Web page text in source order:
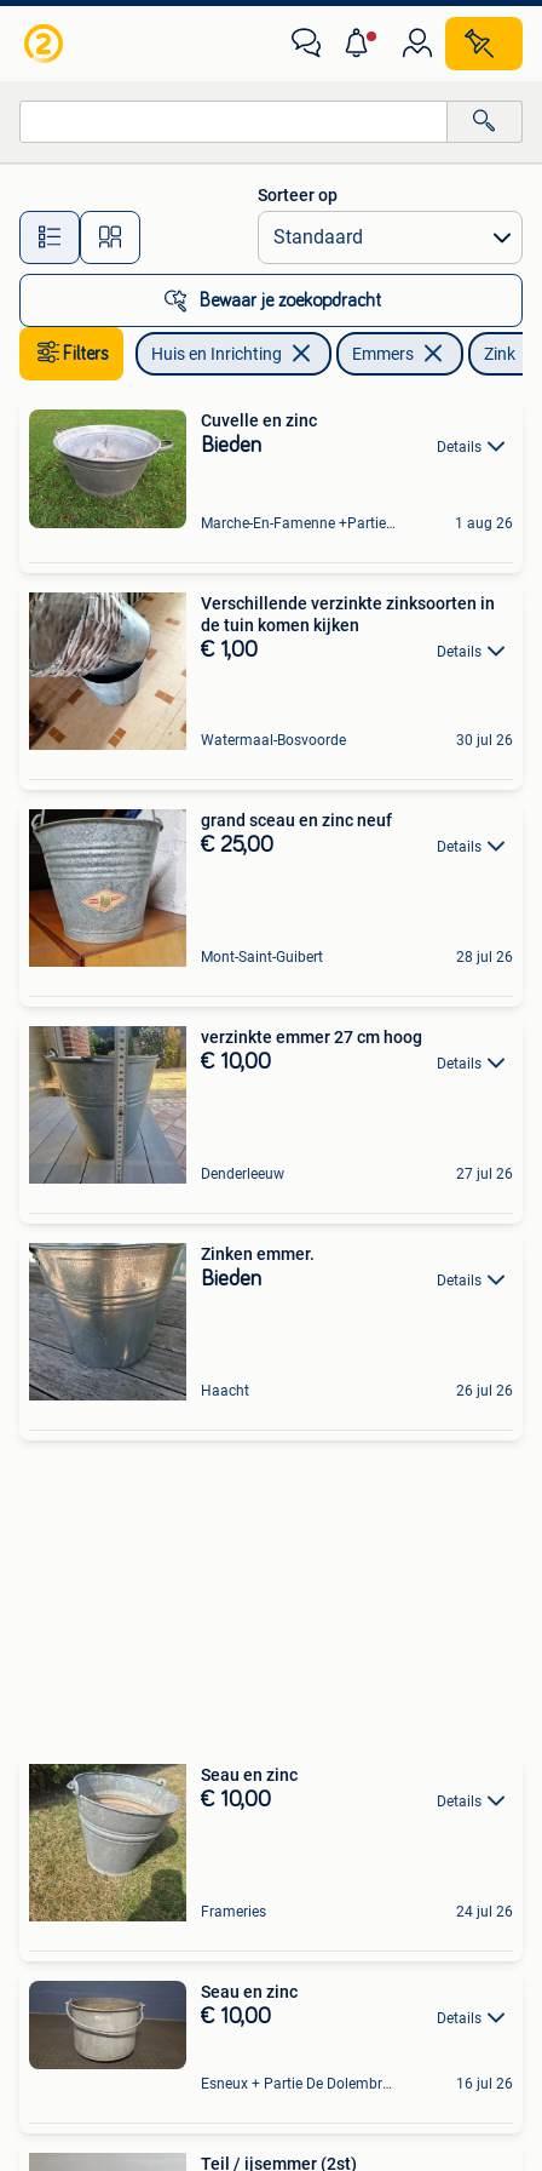
Alle afstanden…
Sorteer op
Bewaar je zoekopdracht
Filters Huis en Inrichting Emmers Zink
Cuvelle en zinc
Bieden Details
Marche-En-Famenne +Partie De Baillonville Et Noiseux 1 aug 26
Verschillende verzinkte zinksoorten in
de tuin komen kijken
€ 1,00 Details
Watermaal-Bosvoorde 30 jul 26
grand sceau en zinc neuf
€ 25,00 Details
Mont-Saint-Guibert 28 jul 26
verzinkte emmer 27 cm hoog
€ 10,00 Details
Denderleeuw 27 jul 26
Zinken emmer.
Bieden Details
Haacht 26 jul 26
Seau en zinc
€ 10,00 Details
Frameries 24 jul 26
Seau en zinc
€ 10,00 Details
Esneux + Partie De Dolembreux 16 jul 26
Teil / ijsemmer (2st)